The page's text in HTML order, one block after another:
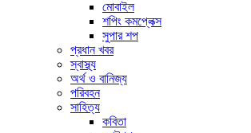
মোবাইল
শপিং কমপ্লেক্স
সুপার শপ
প্রধান খবর
স্বাস্থ্য
অর্থ ও বানিজ্য
পরিবহন
সাহিত্য
কবিতা